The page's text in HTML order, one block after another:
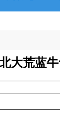
大荒蓝